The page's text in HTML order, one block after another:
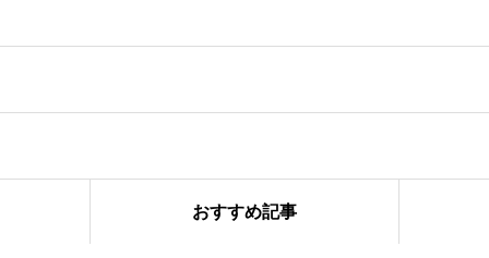
おすすめ記事